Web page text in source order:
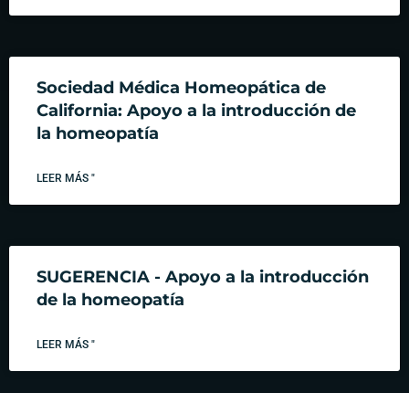
Sociedad Médica Homeopática de
California: Apoyo a la introducción de
la homeopatía
LEER MÁS "
SUGERENCIA - Apoyo a la introducción
de la homeopatía
LEER MÁS "